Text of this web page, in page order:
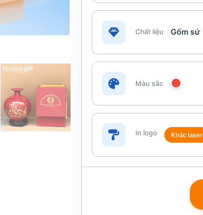
Chất liệu Gốm sứ
Màu sắc
In logo Khắc laser